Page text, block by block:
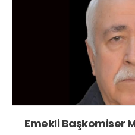
Emekli Başkomiser